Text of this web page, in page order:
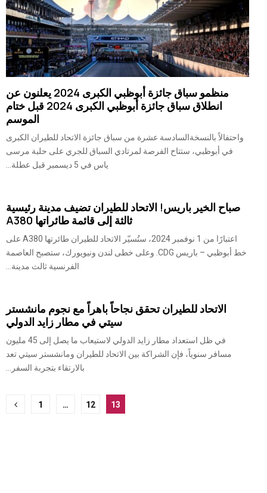
منظمو سباق جائزة أبوظبي الكبرى 2024 يعلنون عن
انطلاق سباق جائزة أبوظبي الكبرى 2024 قبل ختام
الموسم
واحتفالاً بالنسخةالسادسة عشرة من سباق جائزة الاتحاد للطيران الكبرى
في أبوظبي، ستتاح الفرصة لمرتادي السباق للجري على حلبة مرسى
ياس في 5 ديسمبر قبل عطلة...
صباح الخير باريس! الاتحاد للطيران تضيف مدينة رئيسية
ثالثة إلى قائمة طائراتها A380
اعتبارًا من 1 نوفمبر 2024، ستُسيّر الاتحاد للطيران طائرتها A380 على
خط أبوظبي – باريس CDG. وعلى خطى لندن ونيويورك، ستصبح العاصمة
الفرنسية ثالث مدينة...
الاتحاد للطيران تحقق نجاحاً باهراً مع نجوم مانشستر
سيتي في مطار زايد الدولي
في ظل استعداد مطار زايد الدولي لاستيعاب ما يصل إلى 45 مليون
مسافر سنوياً، فإن الشراكة بين الاتحاد للطيران ومانشستر سيتي تعد
بالارتقاء بتجربة السفر...
1 … 12 13